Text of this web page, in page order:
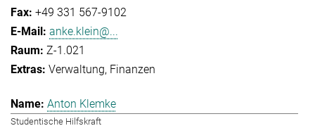
+49 331 567-9102
anke.klein@...
Z-1.021
Verwaltung Finanzen
Anton Klemke
Studentische Hilfskraft